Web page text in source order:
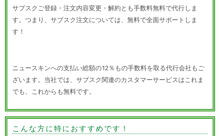
サブスクご登録・注文内容変更・解約とも手数料無料で代行しま
す。つまり、サブスク注文については、無料で全面サポートしま
す！
ニュースキンへの支払い総額の12％もの手数料を取る代行会社もご
ざいます。当社では、サブスク関連のカスタマーサービスはこれま
でも、これからも無料です。
こんな方に特におすすめです！